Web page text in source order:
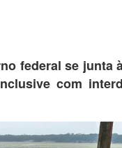
federal se junta
com